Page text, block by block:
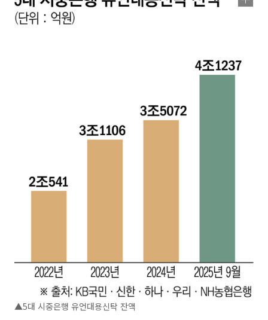
▲5대 시중은행 유언대용신탁 잔액